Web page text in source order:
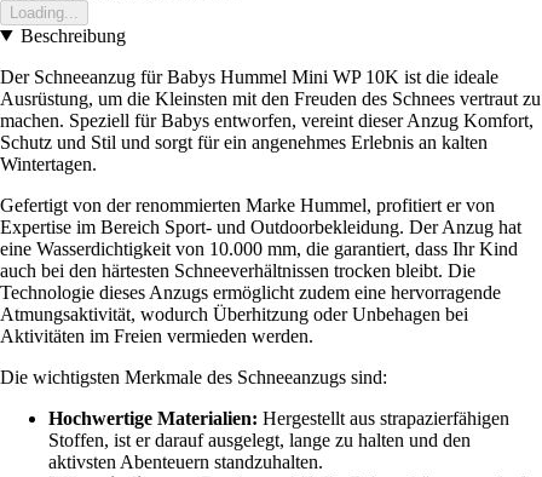
Loading...
Beschreibung
Der Schneeanzug für Babys Hummel Mini WP 10K ist die ideale
Ausrüstung, um die Kleinsten mit den Freuden des Schnees vertraut zu
machen. Speziell für Babys entworfen, vereint dieser Anzug Komfort,
Schutz und Stil und sorgt für ein angenehmes Erlebnis an kalten
Wintertagen.
Gefertigt von der renommierten Marke Hummel, profitiert er von
Expertise im Bereich Sport- und Outdoorbekleidung. Der Anzug hat
eine Wasserdichtigkeit von 10.000 mm, die garantiert, dass Ihr Kind
auch bei den härtesten Schneeverhältnissen trocken bleibt. Die
Technologie dieses Anzugs ermöglicht zudem eine hervorragende
Atmungsaktivität, wodurch Überhitzung oder Unbehagen bei
Aktivitäten im Freien vermieden werden.
Die wichtigsten Merkmale des Schneeanzugs sind:
Hochwertige Materialien: Hergestellt aus strapazierfähigen
Stoffen, ist er darauf ausgelegt, lange zu halten und den
aktivsten Abenteuern standzuhalten.